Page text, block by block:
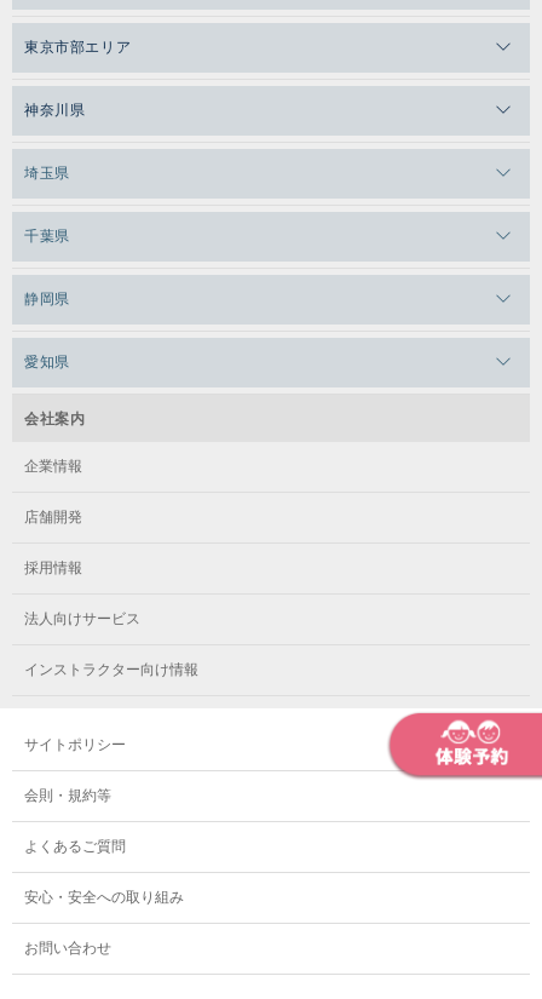
メガロスルフレ恵比寿
メガロス日比谷シャンテ
メガロス白金台
メガロス田端
メガロスキッズ錦糸町
メガロス葛飾
東京市部エリア
メガロス三鷹
メガロスルフレ三鷹
メガロス武蔵小金井
メガロスルフレ武蔵小金井
メガロス玉川学園テニススクール
メガロス東小金井学童クラブ
神奈川県
メガロス上永谷
メガロスルフレ上永谷
メガロス神奈川
メガロス日吉
メガロス綱島
メガロスルフレ綱島
メガロス市ヶ尾
メガロス鷺沼
メガロスルフレ鷺沼
メガロス相模大野
メガロス大和
埼玉県
メガロスルフレ草加
千葉県
メガロス本八幡
静岡県
愛知県
メガロステラッセ納屋橋
メガロス千種
会社案内
企業情報
店舗開発
採用情報
法人向けサービス
インストラクター向け情報
サイトポリシー
会則・規約等
よくあるご質問
安心・安全への取り組み
お問い合わせ